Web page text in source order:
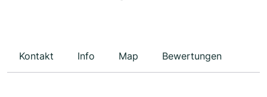
Kontakt Info Map Bewertungen